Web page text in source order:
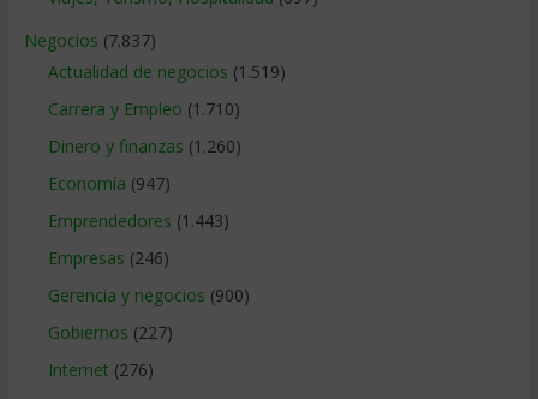
Negocios (7.837)
Actualidad de negocios (1.519)
Carrera y Empleo (1.710)
Dinero y finanzas (1.260)
Economía (947)
Emprendedores (1.443)
Empresas (246)
Gerencia y negocios (900)
Gobiernos (227)
Internet (276)